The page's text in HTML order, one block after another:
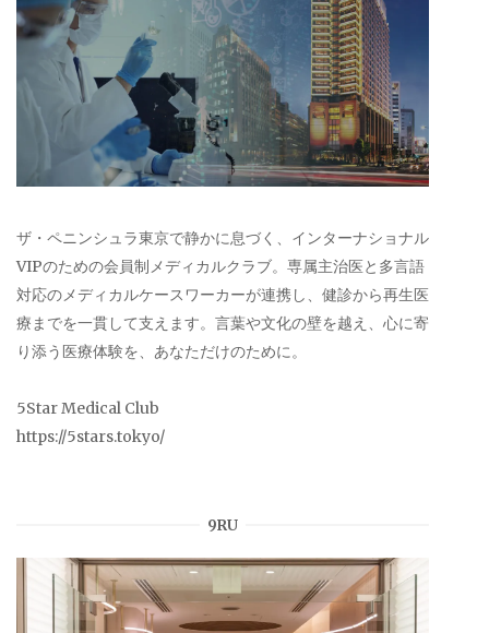
ザ・ペニンシュラ東京で静かに息づく、インターナショナル
VIPのための会員制メディカルクラブ。専属主治医と多言語
対応のメディカルケースワーカーが連携し、健診から再生医
療までを一貫して支えます。言葉や文化の壁を越え、心に寄
り添う医療体験を、あなただけのために。
5Star Medical Club
https://5stars.tokyo/
9RU